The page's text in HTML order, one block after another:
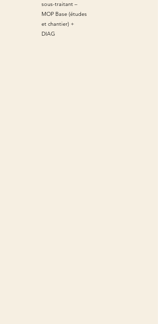
sous-traitant –
MOP Base (études
et chantier) +
DIAG